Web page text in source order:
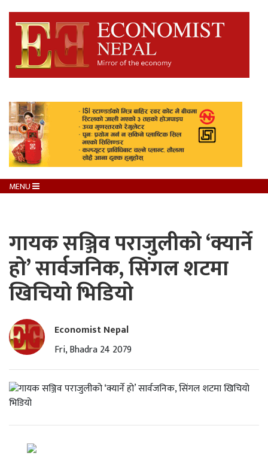
MENU
गायक सञ्जिव पराजुलीको ‘क्यार्ने
हो’ सार्वजनिक, सिंगल शटमा
खिचियो भिडियो
Economist Nepal
Fri, Bhadra 24 2079